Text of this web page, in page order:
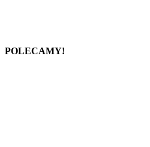
POLECAMY!